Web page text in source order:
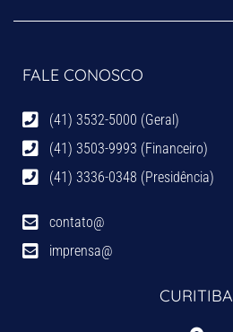
FALE CONOSCO
(41) 3532-5000 (Geral)
(41) 3503-9993 (Financeiro)
(41) 3336-0348 (Presidência)
contato@
imprensa@
CURITIBA